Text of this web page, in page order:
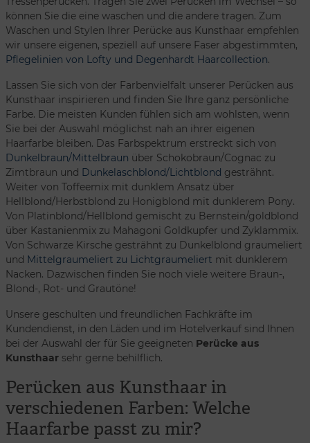
können Sie die eine waschen und die andere tragen. Zum
Waschen und Stylen Ihrer Perücke aus Kunsthaar empfehlen
wir unsere eigenen, speziell auf unsere Faser abgestimmten,
Pflegelinien von Lofty und Degenhardt Haarcollection.
Lassen Sie sich von der Farbenvielfalt unserer Perücken aus
Kunsthaar inspirieren und finden Sie Ihre ganz persönliche
Farbe. Die meisten Kunden fühlen sich am wohlsten, wenn
Sie bei der Auswahl möglichst nah an ihrer eigenen
Haarfarbe bleiben. Das Farbspektrum erstreckt sich von
Dunkelbraun/Mittelbraun über Schokobraun/Cognac zu
Zimtbraun und Dunkelaschblond/Lichtblond gesträhnt.
Weiter von Toffeemix mit dunklem Ansatz über
Hellblond/Herbstblond zu Honigblond mit dunklerem Pony.
Von Platinblond/Hellblond gemischt zu Bernstein/goldblond
über Kastanienmix zu Mahagoni Goldkupfer und Zyklammix.
Von Schwarze Kirsche gesträhnt zu Dunkelblond graumeliert
und Mittelgraumeliert zu Lichtgraumeliert mit dunklerem
Nacken. Dazwischen finden Sie noch viele weitere Braun-,
Blond-, Rot- und Grautöne!
Unsere geschulten und freundlichen Fachkräfte im
Kundendienst, in den Läden und im Hotelverkauf sind Ihnen
bei der Auswahl der für Sie geeigneten Perücke aus
Kunsthaar sehr gerne behilflich.
Perücken aus Kunsthaar in
verschiedenen Farben: Welche
Haarfarbe passt zu mir?